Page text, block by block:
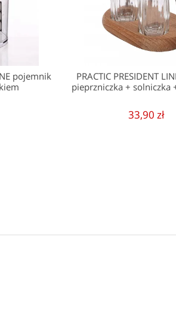
pojemnik
PRACTIC PRESIDENT
pieprzniczka + solniczka
33,90 zł